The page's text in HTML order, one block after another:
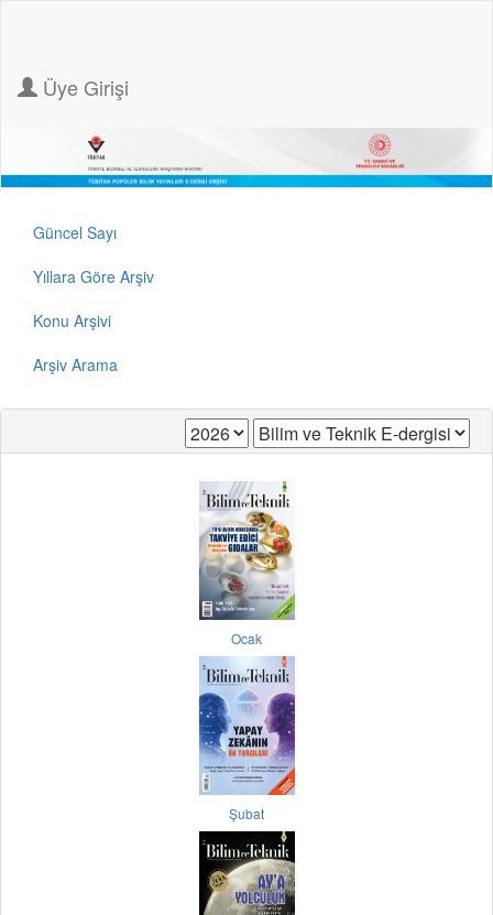
Üye Girişi
Güncel Sayı
Yıllara Göre Arşiv
Konu Arşivi
Arşiv Arama
Ocak
Şubat